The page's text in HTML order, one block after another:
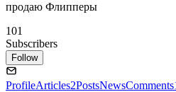
продаю Флипперы
101
Subscribers
Follow
ProfileArticles2PostsNewsComments